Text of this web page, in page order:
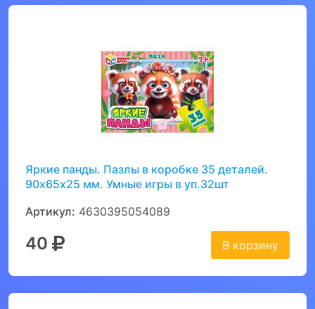
Яркие панды. Пазлы в коробке 35 деталей.
90х65х25 мм. Умные игры в уп.32шт
Артикул: 4630395054089
40 В корзину